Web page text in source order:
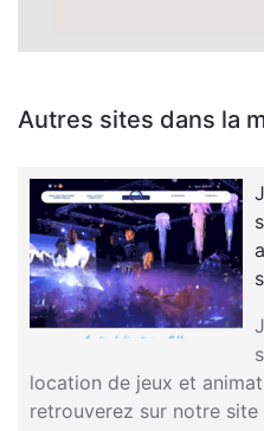
Autres sites dans la
location de jeux et
retrouverez sur notre